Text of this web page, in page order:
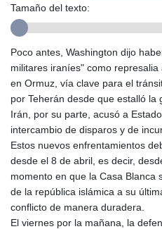
Tamaño del texto:
Poco antes, Washington dijo
militares iraníes" como
en Ormuz, vía clave para el
por Teherán desde que estalló la
Irán, por su parte, acusó a
intercambio de disparos y de
Estos nuevos enfrentamientos
desde el 8 de abril, es decir,
momento en que la Casa Blanca
de la república islámica a su
conflicto de manera duradera.
El viernes por la mañana, la